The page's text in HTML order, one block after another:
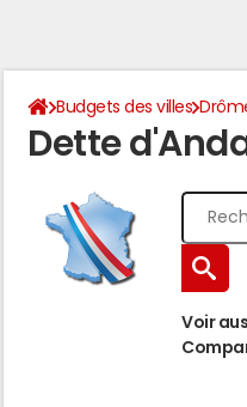
Budgets des villes
Dette
Voir